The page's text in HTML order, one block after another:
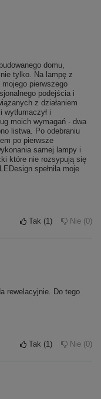
domu,
tylko. Na lampę z
pierwszego
podejścia i
z działaniem
i
moich wymagań - dwa
listwa. Po odebraniu
po pierwsze
samej lampy i
które nie rozsypują się
spełniła moje
Tak 1 Nie 0
rewelacyjnie. Do tego
Tak 1 Nie 0